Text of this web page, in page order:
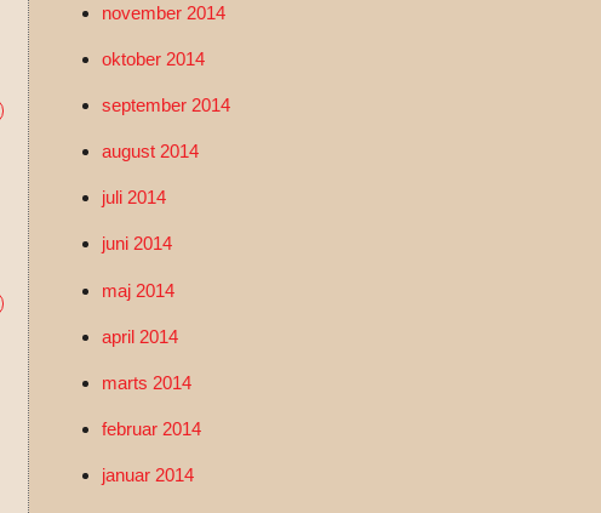
november 2014
oktober 2014
september 2014
august 2014
juli 2014
juni 2014
maj 2014
april 2014
marts 2014
februar 2014
januar 2014